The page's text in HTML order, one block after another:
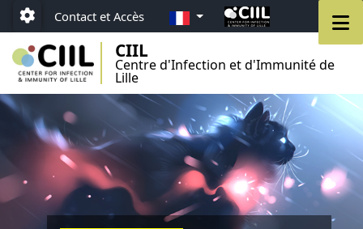
Aller au menu
Aller au contenu
Aller au pied de page
Paramétrage
Contact et Accès FR
CIIL
Centre d'Infection et d'Immunité de
Lille